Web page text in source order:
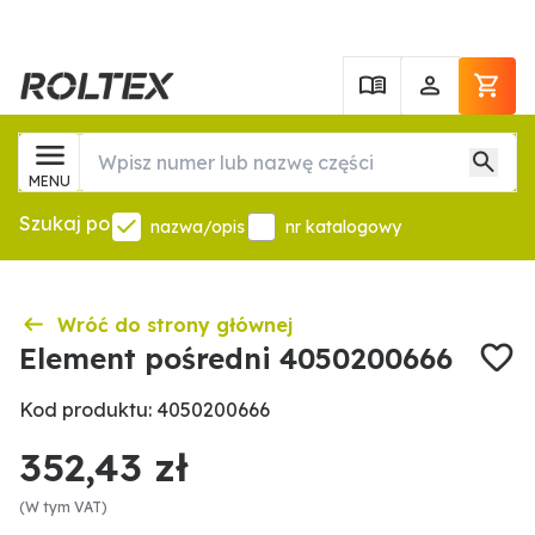
MENU
Szukaj po nazwa/opis nr katalogowy
Wróć do strony głównej
Element pośredni 4050200666
Kod produktu: 4050200666
352,43 zł
(W tym VAT)